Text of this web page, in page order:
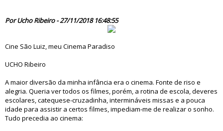
Por Ucho Ribeiro - 27/11/2018 16:48:55
Cine São Luiz, meu Cinema Paradiso
UCHO Ribeiro
A maior diversão da minha infância era o cinema. Fonte de riso e
alegria. Queria ver todos os filmes, porém, a rotina de escola, deveres
escolares, catequese-cruzadinha, intermináveis missas e a pouca
idade para assistir a certos filmes, impediam-me de realizar o sonho.
Tudo precedia ao cinema: